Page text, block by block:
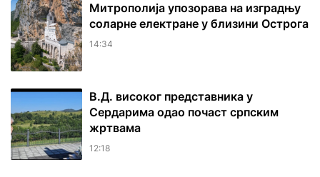
Митрополија упозорава на изградњу
соларне електране у близини Острога
14:34
В.Д. високог представника у
Сердарима одао почаст српским
жртвама
12:18